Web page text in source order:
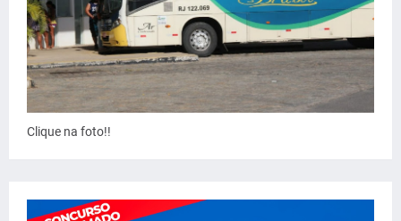
Clique na foto!!